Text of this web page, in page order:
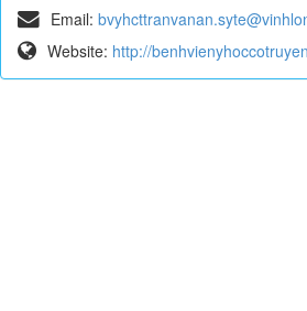
Email:
Website: http://